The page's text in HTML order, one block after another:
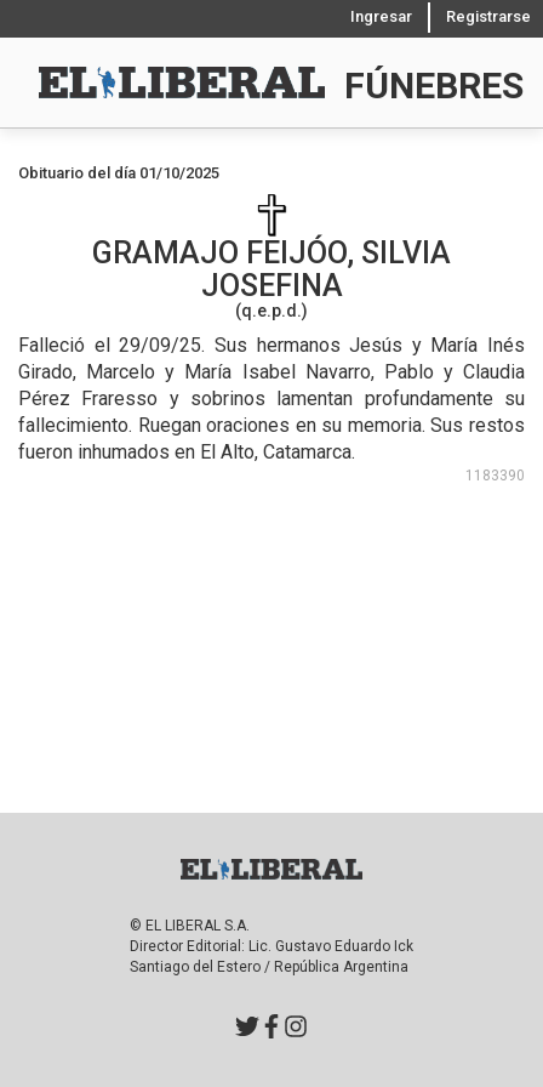
Ingresar Registrarse
FÚNEBRES
Obituario del día 01/10/2025
GRAMAJO FEIJÓO, SILVIA
JOSEFINA
(q.e.p.d.)
Falleció el 29/09/25. Sus hermanos Jesús y María Inés
Girado, Marcelo y María Isabel Navarro, Pablo y Claudia
Pérez Fraresso y sobrinos lamentan profundamente su
fallecimiento. Ruegan oraciones en su memoria. Sus restos
fueron inhumados en El Alto, Catamarca.
1183390
© EL LIBERAL S.A.
Director Editorial: Lic. Gustavo Eduardo Ick
Santiago del Estero / República Argentina